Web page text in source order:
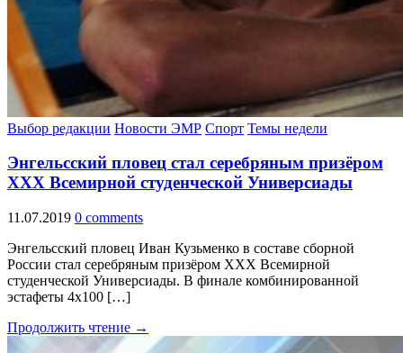
Выбор редакции Новости ЭМР Спорт Темы недели
Энгельсский пловец стал серебряным призёром
ХХХ Всемирной студенческой Универсиады
11.07.2019 0 comments
Энгельсский пловец Иван Кузьменко в составе сборной
России стал серебряным призёром ХХХ Всемирной
студенческой Универсиады. В финале комбинированной
эстафеты 4х100 […]
Продолжить чтение →